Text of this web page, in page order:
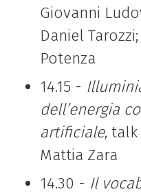
Giovanni
Daniel
Potenza
14.15 -
dell’energia
artificiale,
Mattia Zara
14.30 - Il